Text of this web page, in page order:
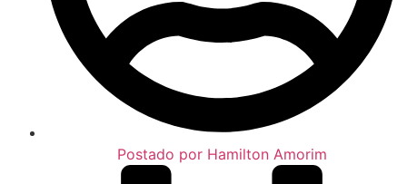
Postado por Hamilton Amorim